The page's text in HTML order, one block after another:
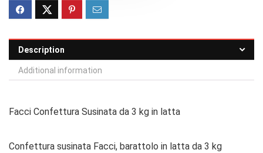
Description
Additional information
Facci Confettura Susinata da 3 kg in latta
Confettura susinata Facci, barattolo in latta da 3 kg